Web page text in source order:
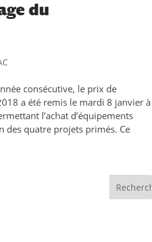
du
consécutive, le prix de
a été remis le mardi 8 janvier à
l’achat d’équipements
des quatre projets primés. Ce